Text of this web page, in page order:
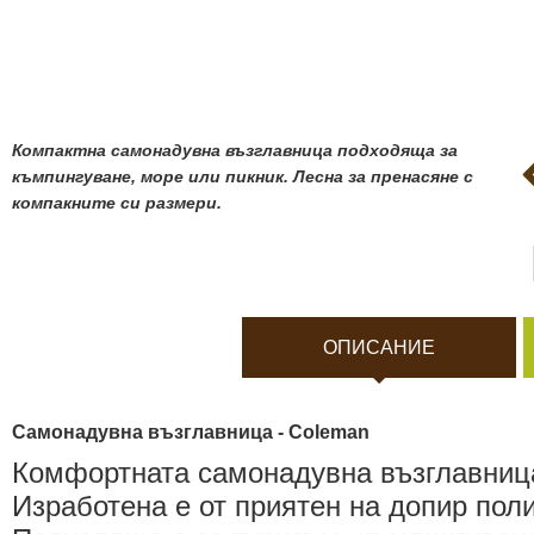
Боди камери и екшън
Соларни панели и
Спортни и смарт
Видеорегистратори
За подаръци
Компактна самонадувна възглавница подходяща за
къмпингуване, море или пикник. Лесна за пренасяне с
компакните си размери.
ОПИСАНИЕ
Самонадувна възглавница - Coleman
Комфортната самонадувна
Изработена е от приятен на допир